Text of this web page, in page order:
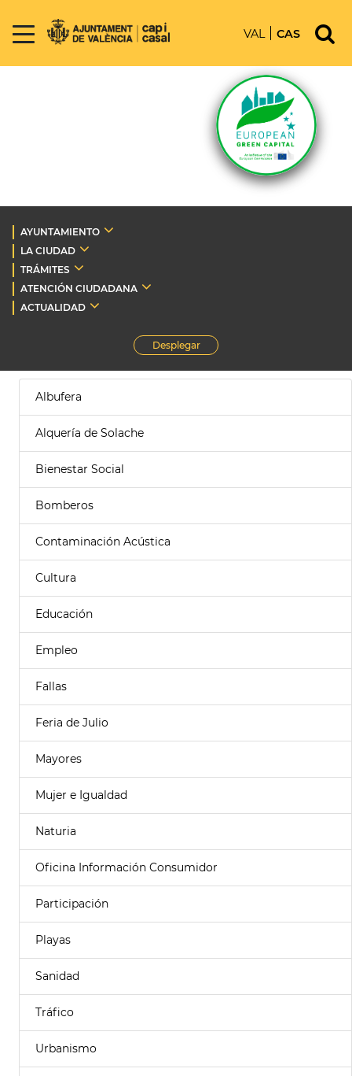
VAL CAS
AYUNTAMIENTO
LA CIUDAD
TRÁMITES
ATENCIÓN CIUDADANA
ACTUALIDAD
Desplegar
Albufera
Alquería de Solache
Bienestar Social
Bomberos
Contaminación Acústica
Cultura
Educación
Empleo
Fallas
Feria de Julio
Mayores
Mujer e Igualdad
Naturia
Oficina Información Consumidor
Participación
Playas
Sanidad
Tráfico
Urbanismo